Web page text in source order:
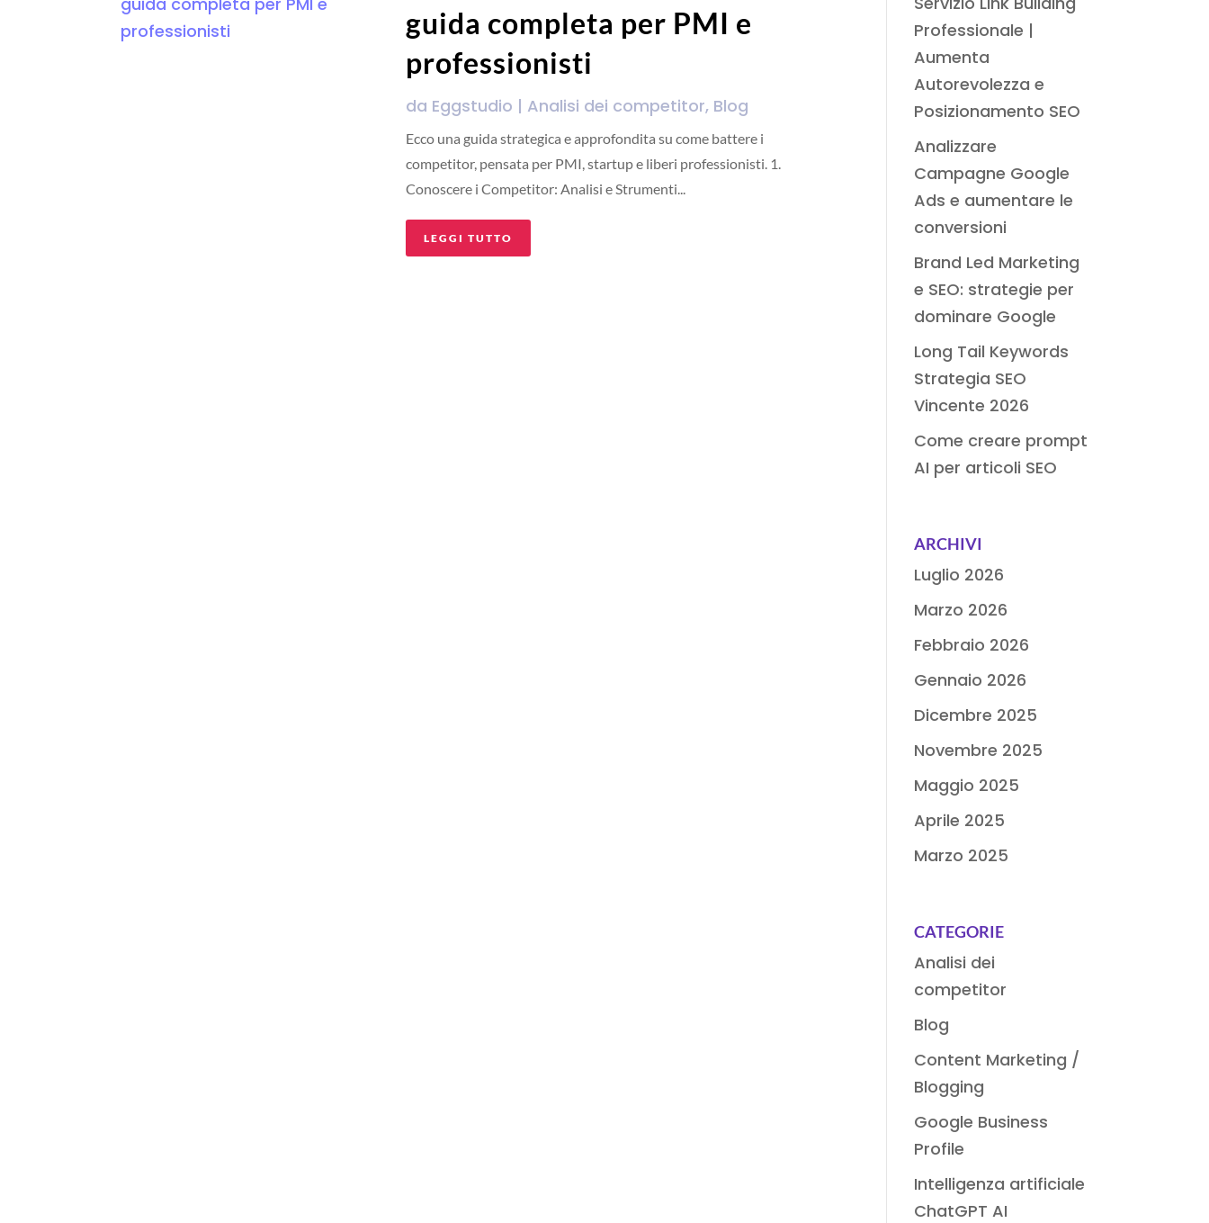
guida completa per PMI e
professionisti
da Eggstudio | Analisi dei competitor, Blog
Ecco una guida strategica e approfondita su come battere i
competitor, pensata per PMI, startup e liberi professionisti. 1.
Conoscere i Competitor: Analisi e Strumenti...
LEGGI TUTTO
Professionale |
Aumenta
Autorevolezza e
Posizionamento SEO
Analizzare
Campagne Google
Ads e aumentare le
conversioni
Brand Led Marketing
e SEO: strategie per
dominare Google
Long Tail Keywords
Strategia SEO
Vincente 2026
Come creare prompt
AI per articoli SEO
ARCHIVI
Luglio 2026
Marzo 2026
Febbraio 2026
Gennaio 2026
Dicembre 2025
Novembre 2025
Maggio 2025
Aprile 2025
Marzo 2025
CATEGORIE
Analisi dei
competitor
Blog
Content Marketing /
Blogging
Google Business
Profile
Intelligenza artificiale
ChatGPT AI